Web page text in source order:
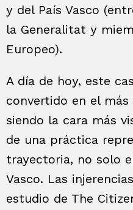
y del País Vasco
la Generalitat y
Europeo).
A día de hoy, este
convertido en el
siendo la cara más
de una práctica
trayectoria, no solo
Vasco. Las
estudio de The